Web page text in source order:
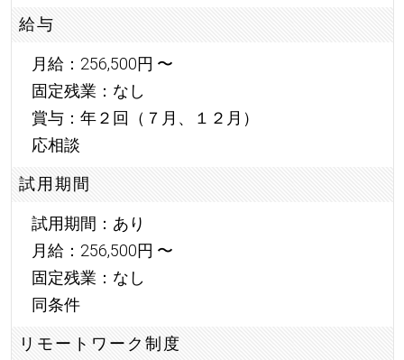
給与
月給：256,500円 〜
固定残業：なし
賞与：年２回（７月、１２月）
応相談
試用期間
試用期間：あり
月給：256,500円 〜
固定残業：なし
同条件
リモートワーク制度